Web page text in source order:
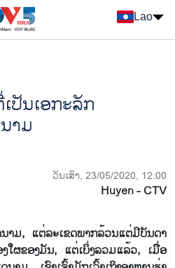
Lao
ປັນເອກະລັກ
າມ
ວັນເສົາ, 23/05/2020, 12:00
Huyen - CTV
າມ, ແຕ່ລະເຂດພາກລ້ວນແຕ່ມີບັນດາ
ງໃຜຂອງມັນ, ແຕ່ເບິ່ງລວມແລ້ວ, ເມື່ອ